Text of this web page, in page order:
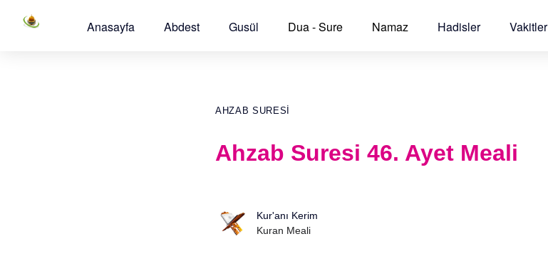
Anasayfa Abdest Gusül Dua - Sure Namaz Hadisler Vakitler
AHZAB SURESI
Ahzab Suresi 46. Ayet Meali
Kur'anı Kerim
Kuran Meali